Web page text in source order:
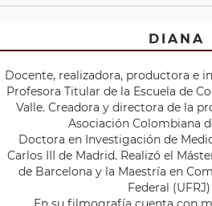
DIANA
Docente, realizadora, productora e
Profesora Titular de la Escuela de
Valle. Creadora y directora de la
Asociación Colombiana
Doctora en Investigación de
Carlos III de Madrid. Realizó el
de Barcelona y la Maestría en
Federal